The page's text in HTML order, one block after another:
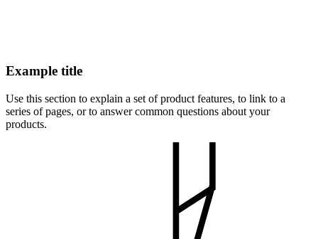
Example title
Use this section to explain a set of product features, to link to a
series of pages, or to answer common questions about your
products.